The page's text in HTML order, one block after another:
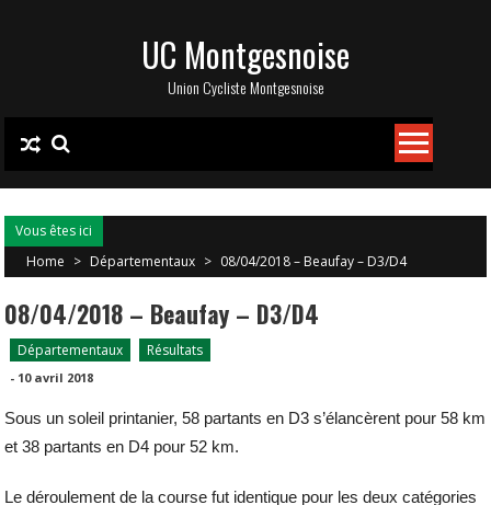
UC Montgesnoise
Union Cycliste Montgesnoise
Vous êtes ici
Home > Départementaux > 08/04/2018 – Beaufay – D3/D4
08/04/2018 – Beaufay – D3/D4
Départementaux Résultats
- 10 avril 2018
Sous un soleil printanier, 58 partants en D3 s’élancèrent pour 58 km
et 38 partants en D4 pour 52 km.
Le déroulement de la course fut identique pour les deux catégories